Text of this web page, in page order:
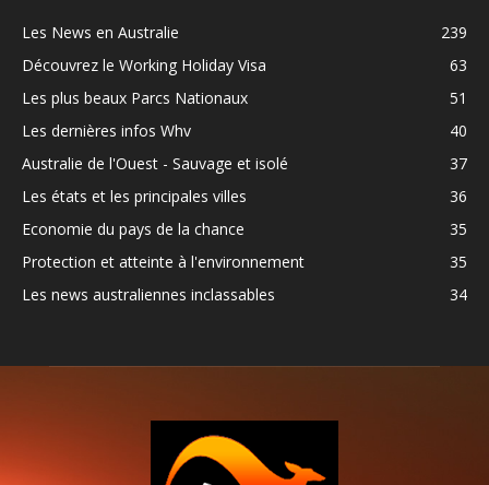
Les News en Australie
239
Découvrez le Working Holiday Visa
63
Les plus beaux Parcs Nationaux
51
Les dernières infos Whv
40
Australie de l'Ouest - Sauvage et isolé
37
Les états et les principales villes
36
Economie du pays de la chance
35
Protection et atteinte à l'environnement
35
Les news australiennes inclassables
34